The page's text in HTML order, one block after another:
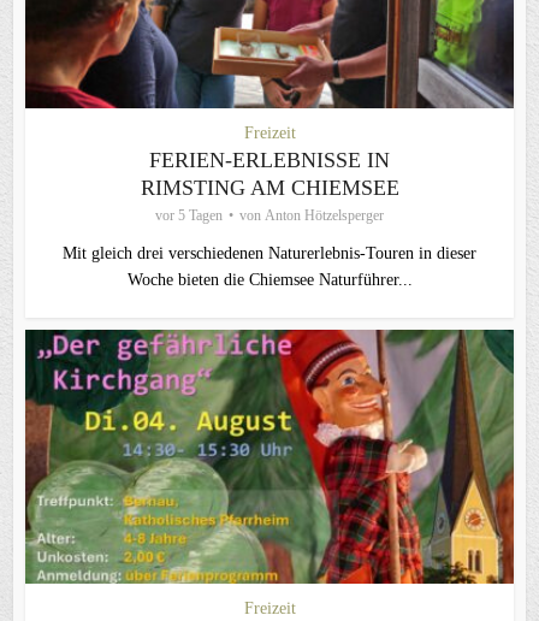
Freizeit
FERIEN-ERLEBNISSE IN
RIMSTING AM CHIEMSEE
vor 5 Tagen von Anton Hötzelsperger
Mit gleich drei verschiedenen Naturerlebnis-Touren in dieser
Woche bieten die Chiemsee Naturführer...
Freizeit